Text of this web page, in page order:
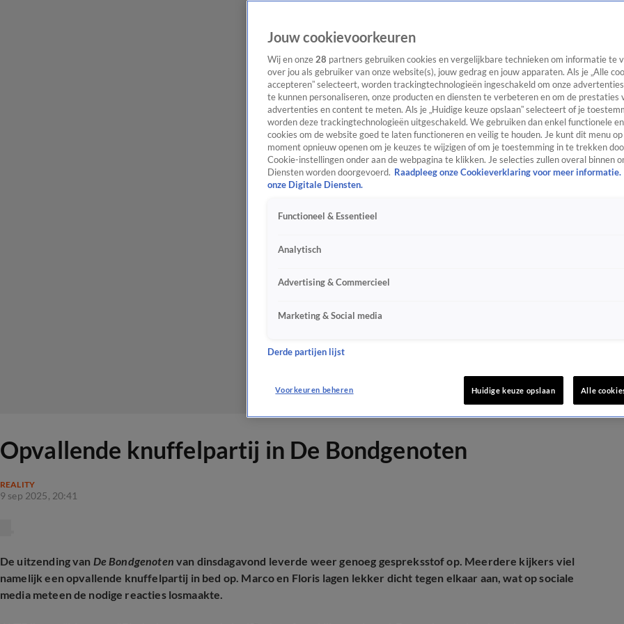
Opvallende knuffelpartij in De Bondgenoten
REALITY
9 sep 2025, 20:41
De uitzending van De Bondgenoten van dinsdagavond leverde weer genoeg gespreksstof op. Meerdere kijkers viel
namelijk een opvallende knuffelpartij in bed op. Marco en Floris lagen lekker dicht tegen elkaar aan, wat op sociale
media meteen de nodige reacties losmaakte.
Jouw cookievoorkeuren
Wij en onze 28 partners gebruiken cookies en vergelijkbare technieken om informatie te
over jou als gebruiker van onze website(s), jouw gedrag en jouw apparaten. Als je „Alle
accepteren” selecteert, worden trackingtechnologieën ingeschakeld om onze
te kunnen personaliseren, onze producten en diensten te verbeteren en om de prestaties
advertenties en content te meten. Als je „Huidige keuze opslaan” selecteert of je
worden deze trackingtechnologieën uitgeschakeld. We gebruiken dan enkel functionele
cookies om de website goed te laten functioneren en veilig te houden. Je kunt dit menu
moment opnieuw openen om je keuzes te wijzigen of om je toestemming in te trekken
Cookie-instellingen onder aan de webpagina te klikken. Je selecties zullen overal binnen
Diensten worden doorgevoerd. Raadpleeg onze Cookieverklaring voor meer informatie.
onze Digitale Diensten.
Functioneel & Essentieel
Analytisch
Advertising & Commercieel
Marketing & Social media
Derde partijen lijst
Voorkeuren beheren Huidige keuze opslaan Alle